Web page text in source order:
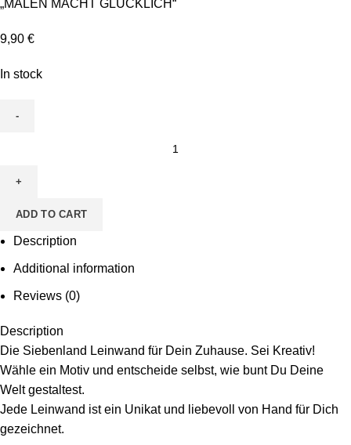
„MALEN MACHT GLÜCKLICH“
9,90 €
In stock
Ausmalen
Motiv
Sonne
ADD TO CART
Description
Additional information
Reviews (0)
Description
Die Siebenland Leinwand für Dein Zuhause. Sei Kreativ!
Wähle ein Motiv und entscheide selbst, wie bunt Du Deine
Welt gestaltest.
Jede Leinwand ist ein Unikat und liebevoll von Hand für Dich
gezeichnet.